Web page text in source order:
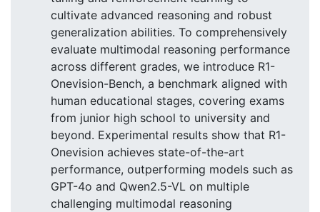
cultivate advanced reasoning and robust
generalization abilities. To comprehensively
evaluate multimodal reasoning performance
across different grades, we introduce R1-
Onevision-Bench, a benchmark aligned with
human educational stages, covering exams
from junior high school to university and
beyond. Experimental results show that R1-
Onevision achieves state-of-the-art
performance, outperforming models such as
GPT-4o and Qwen2.5-VL on multiple
challenging multimodal reasoning